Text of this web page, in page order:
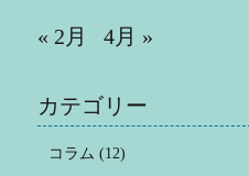
« 2月 4月 »
カテゴリー
コラム (12)